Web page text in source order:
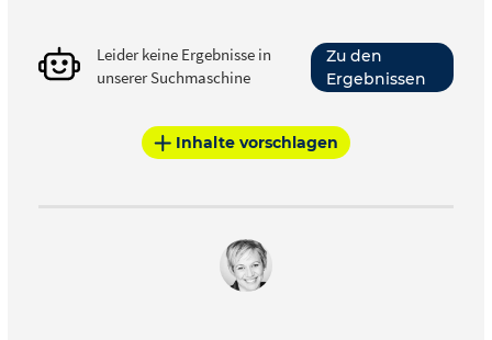
Leider keine Ergebnisse in
unserer Suchmaschine
Zu den
Ergebnissen
Inhalte vorschlagen